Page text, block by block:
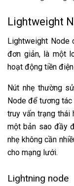
Lightweight
Lightweight Node
đơn giản, là một
hoạt động tiền
Nút nhẹ thường
Node để tương
truy vấn trạng
một bản sao đầy
nhẹ không cần
cho mạng lưới.
Lightning node